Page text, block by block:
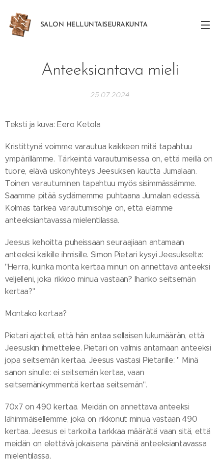
SALON HELLUNTAISEURAKUNTA
Anteeksiantava mieli
25.07.2024
Teksti ja kuva: Eero Ketola
Kristittynä voimme varautua kaikkeen mitä tapahtuu
ympärillämme. Tärkeintä varautumisessa on, että meillä on
tuore, elävä uskonyhteys Jeesuksen kautta Jumalaan.
Toinen varautuminen tapahtuu myös sisimmässämme.
Saamme pitää sydämemme puhtaana Jumalan edessä.
Kolmas tärkeä varautumisohje on, että elämme
anteeksiantavassa mielentilassa.
Jeesus kehoitta puheissaan seuraajiaan antamaan
anteeksi kaikille ihmisille. Simon Pietari kysyi Jeesukselta:
"Herra, kuinka monta kertaa minun on annettava anteeksi
veljelleni, joka rikkoo minua vastaan? Ihanko seitsemän
kertaa?"
Montako kertaa?
Pietari ajatteli, että hän antaa sellaisen lukumäärän, että
Jeesuskin ihmettelee. Pietari on valmis antamaan anteeksi
jopa seitsemän kertaa. Jeesus vastasi Pietarille: " Minä
sanon sinulle: ei seitsemän kertaa, vaan
seitsemänkymmentä kertaa seitsemän".
70x7 on 490 kertaa. Meidän on annettava anteeksi
lähimmäisellemme, joka on rikkonut minua vastaan 490
kertaa. Jeesus ei tarkoita tarkkaa määrätä vaan sitä, että
meidän on elettävä jokaisena päivänä anteeksiantavassa
mielentilassa.